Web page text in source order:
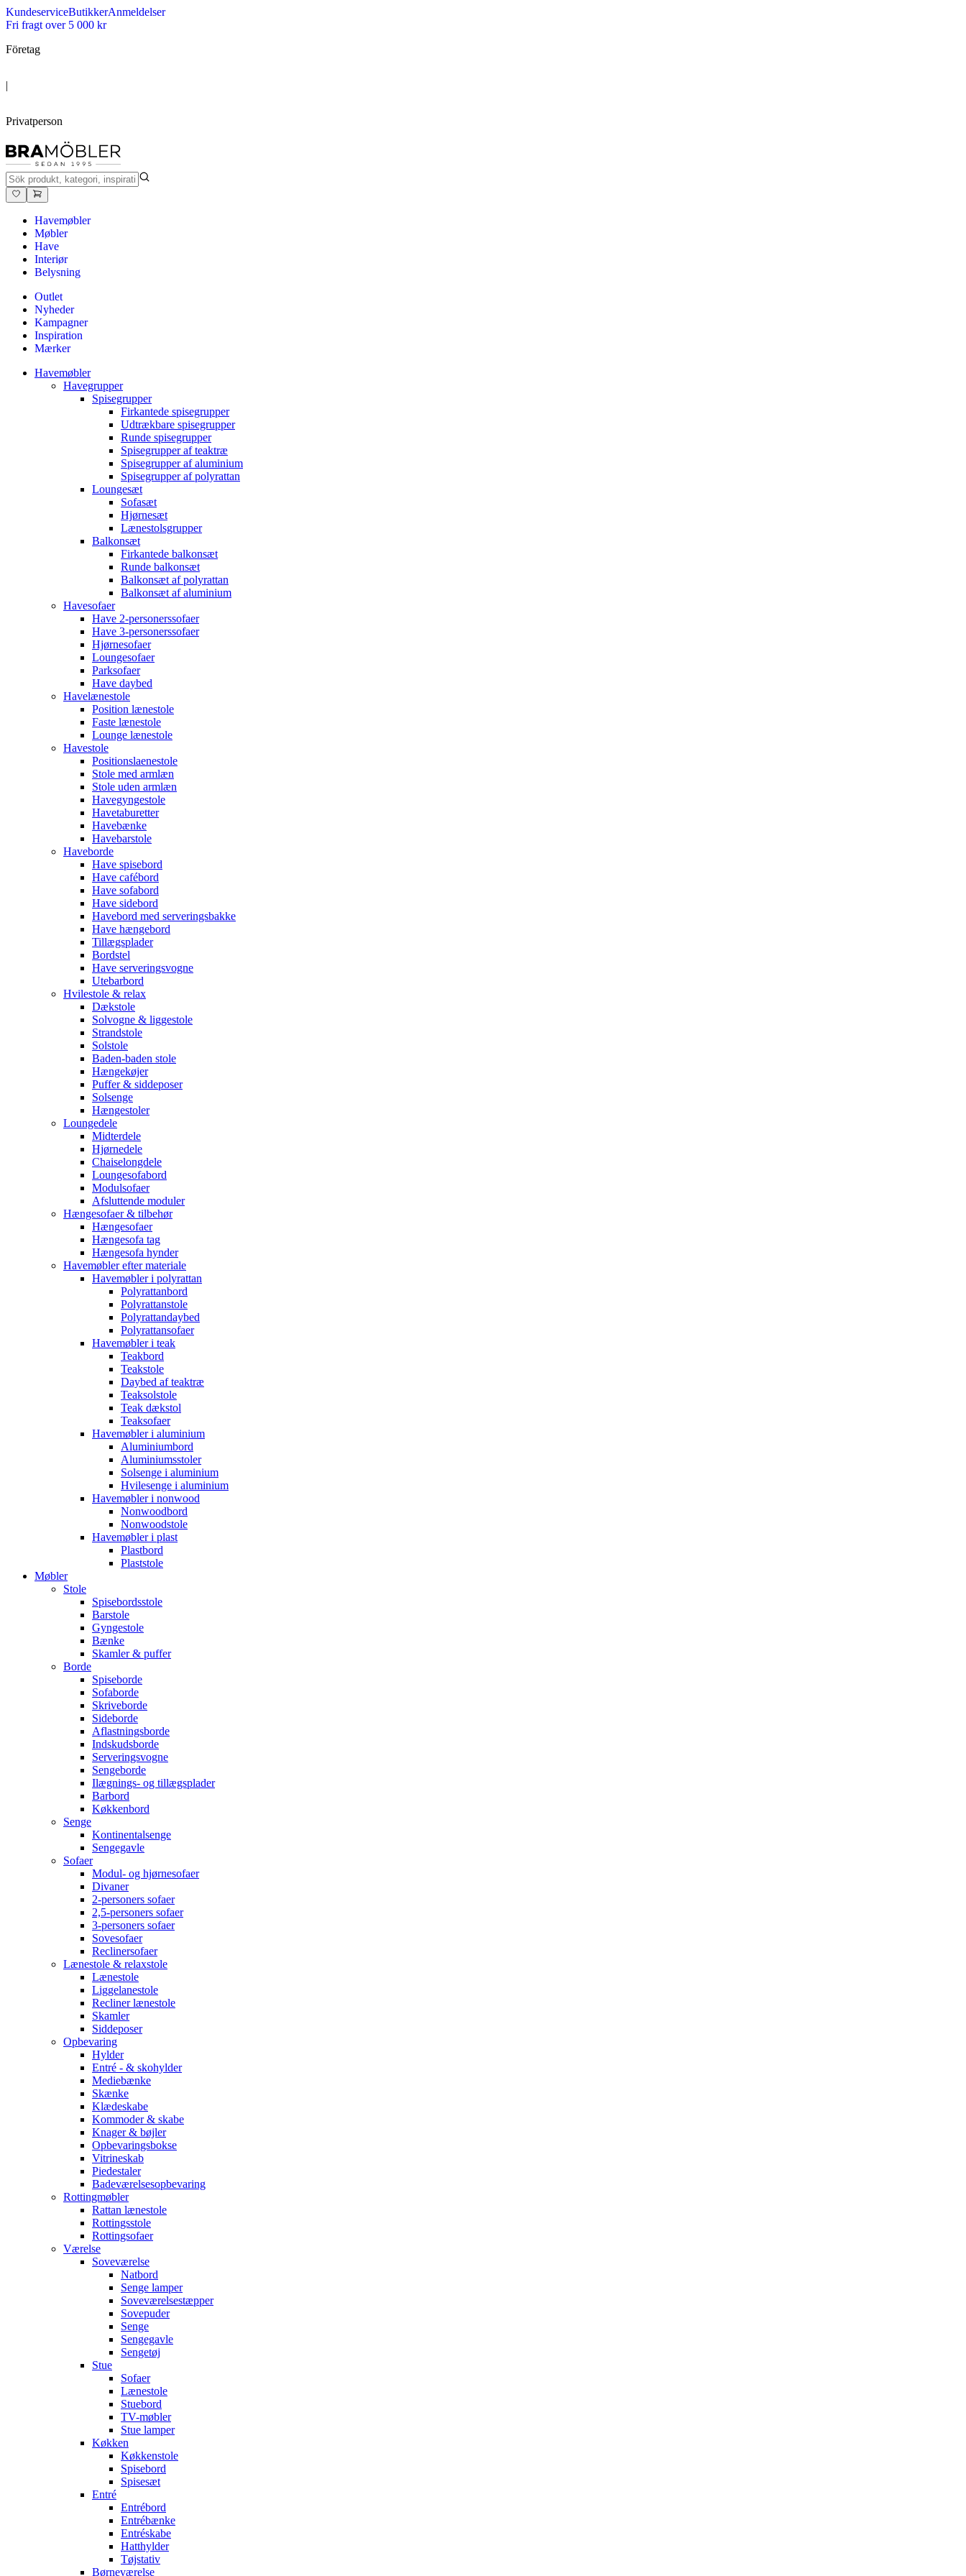
KundeserviceButikkerAnmeldelser
Fri fragt over 5 000 kr
Företag
|
Privatperson
Havemøbler
Møbler
Have
Interiør
Belysning
Outlet
Nyheder
Kampagner
Inspiration
Mærker
Havemøbler
Havegrupper
Spisegrupper
Firkantede spisegrupper
Udtrækbare spisegrupper
Runde spisegrupper
Spisegrupper af teaktræ
Spisegrupper af aluminium
Spisegrupper af polyrattan
Loungesæt
Sofasæt
Hjørnesæt
Lænestolsgrupper
Balkonsæt
Firkantede balkonsæt
Runde balkonsæt
Balkonsæt af polyrattan
Balkonsæt af aluminium
Havesofaer
Have 2-personerssofaer
Have 3-personerssofaer
Hjørnesofaer
Loungesofaer
Parksofaer
Have daybed
Havelænestole
Position lænestole
Faste lænestole
Lounge lænestole
Havestole
Positionslaenestole
Stole med armlæn
Stole uden armlæn
Havegyngestole
Havetaburetter
Havebænke
Havebarstole
Haveborde
Have spisebord
Have cafébord
Have sofabord
Have sidebord
Havebord med serveringsbakke
Have hængebord
Tillægsplader
Bordstel
Have serveringsvogne
Utebarbord
Hvilestole & relax
Dækstole
Solvogne & liggestole
Strandstole
Solstole
Baden-baden stole
Hængekøjer
Puffer & siddeposer
Solsenge
Hængestoler
Loungedele
Midterdele
Hjørnedele
Chaiselongdele
Loungesofabord
Modulsofaer
Afsluttende moduler
Hængesofaer & tilbehør
Hængesofaer
Hængesofa tag
Hængesofa hynder
Havemøbler efter materiale
Havemøbler i polyrattan
Polyrattanbord
Polyrattanstole
Polyrattandaybed
Polyrattansofaer
Havemøbler i teak
Teakbord
Teakstole
Daybed af teaktræ
Teaksolstole
Teak dækstol
Teaksofaer
Havemøbler i aluminium
Aluminiumbord
Aluminiumsstoler
Solsenge i aluminium
Hvilesenge i aluminium
Havemøbler i nonwood
Nonwoodbord
Nonwoodstole
Havemøbler i plast
Plastbord
Plaststole
Møbler
Stole
Spisebordsstole
Barstole
Gyngestole
Bænke
Skamler & puffer
Borde
Spiseborde
Sofaborde
Skriveborde
Sideborde
Aflastningsborde
Indskudsborde
Serveringsvogne
Sengeborde
Ilægnings- og tillægsplader
Barbord
Køkkenbord
Senge
Kontinentalsenge
Sengegavle
Sofaer
Modul- og hjørnesofaer
Divaner
2-personers sofaer
2,5-personers sofaer
3-personers sofaer
Sovesofaer
Reclinersofaer
Lænestole & relaxstole
Lænestole
Liggelanestole
Recliner lænestole
Skamler
Siddeposer
Opbevaring
Hylder
Entré - & skohylder
Mediebænke
Skænke
Klædeskabe
Kommoder & skabe
Knager & bøjler
Opbevaringsbokse
Vitrineskab
Piedestaler
Badeværelsesopbevaring
Rottingmøbler
Rattan lænestole
Rottingsstole
Rottingsofaer
Værelse
Soveværelse
Natbord
Senge lamper
Soveværelsestæpper
Sovepuder
Senge
Sengegavle
Sengetøj
Stue
Sofaer
Lænestole
Stuebord
TV-møbler
Stue lamper
Køkken
Køkkenstole
Spisebord
Spisesæt
Entré
Entrébord
Entrébænke
Entréskabe
Hatthylder
Tøjstativ
Børneværelse